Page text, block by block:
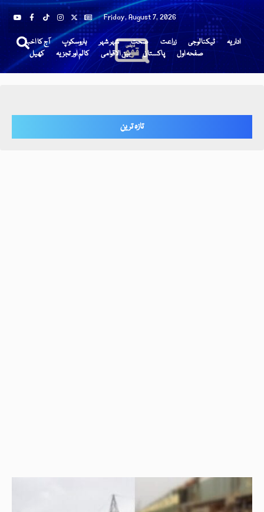
Friday, August 7, 2026
آج کا اخبار ہاروسکوپ شہر شہر صحت زراعت ٹیکنالوجی
اداریہ
کھیل
کالم اور تجزیہ بین الاقوامی پاکستان صفحہ اول
تازہ ترین